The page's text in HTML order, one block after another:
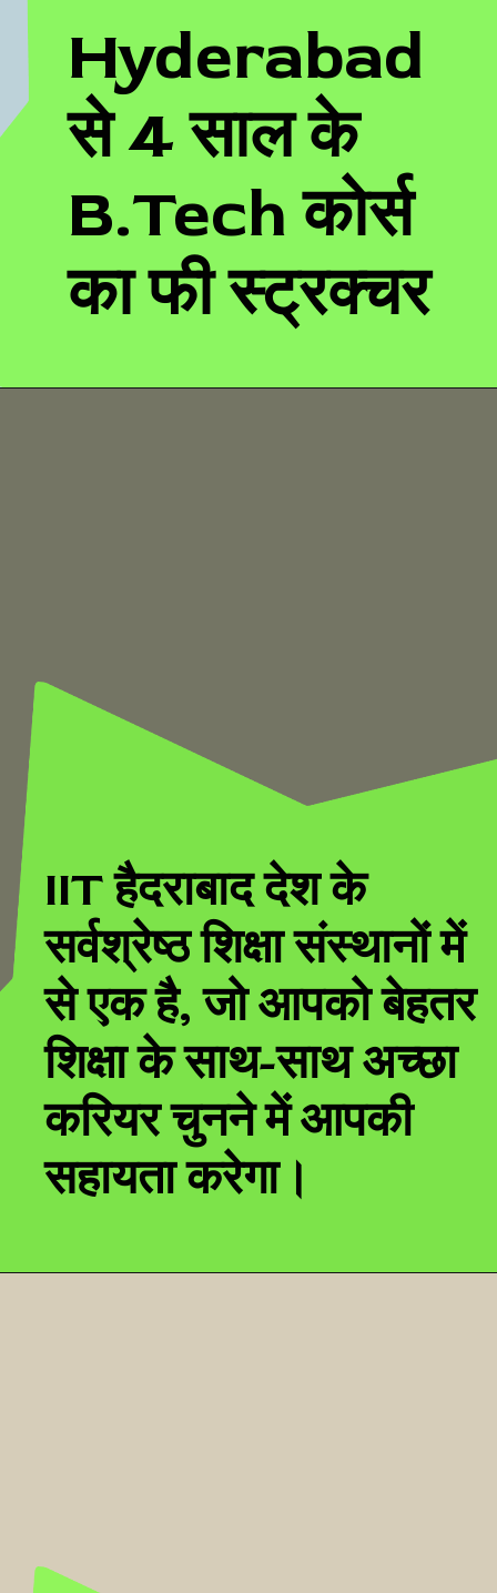
Hyderabad
से 4 साल के
B.Tech कोर्स
का फी स्ट्रक्चर
IIT हैदराबाद देश के
सर्वश्रेष्ठ शिक्षा संस्थानों में
से एक है, जो आपको बेहतर
शिक्षा के साथ-साथ अच्छा
करियर चुनने में आपकी
सहायता करेगा।